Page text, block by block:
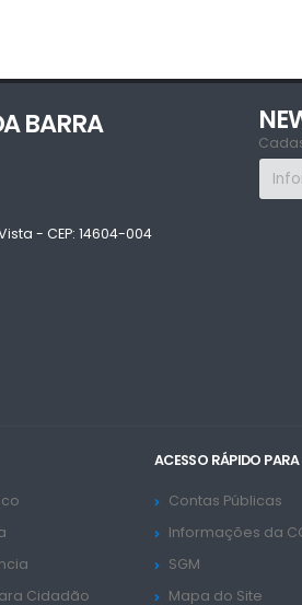
BARRA
- CEP: 14604-004
Cidadão
ACESSO RÁPIDO PARA
Contas Públicas
Informações da
SGM
Mapa do Site